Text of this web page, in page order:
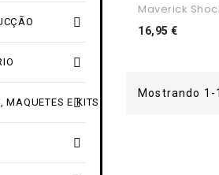



MAQUETES E KITS

Maverick
16,95 €Preço
Mostrando